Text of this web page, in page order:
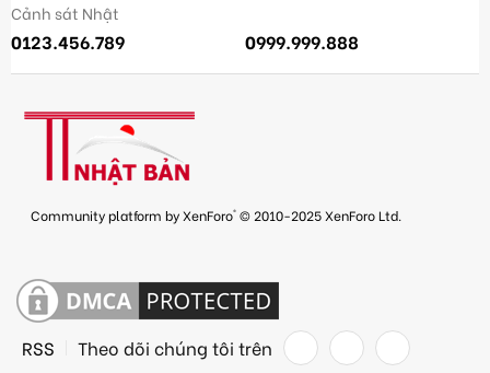
Cảnh sát Nhật
0123.456.789 0999.999.888
Community platform by XenForo® © 2010-2025 XenForo Ltd.
RSS Theo dõi chúng tôi trên